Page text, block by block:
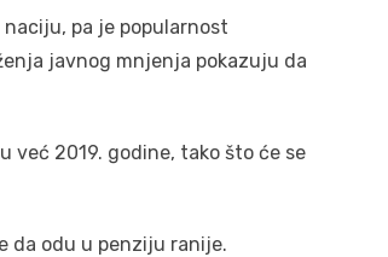
pa je popularnost
javnog mnjenja pokazuju da
već 2019. godine, tako što će se
da odu u penziju ranije.